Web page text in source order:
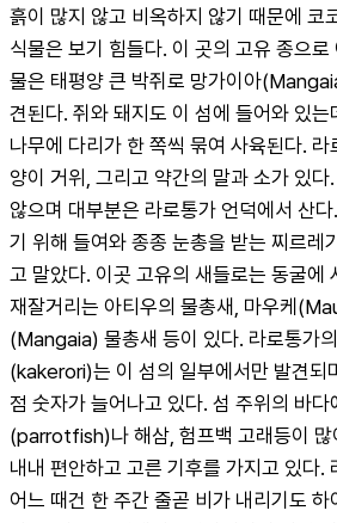
흙이 많지 않고 비옥하지 않기 때문에 코
식물은 보기 힘들다. 이 곳의 고유 종으
물은 태평양 큰 박쥐로 망가이아
견된다. 쥐와 돼지도 이 섬에 들어와 있는
나무에 다리가 한 쪽씩 묶여 사육된다.
양이 거위, 그리고 약간의 말과 소가 있다
않으며 대부분은 라로통가 언덕에서 산
기 위해 들여와 종종 눈총을 받는 찌르레
고 말았다. 이곳 고유의 새들로는 동굴에
재잘거리는 아티우의 물총새, 마우케
(Mangaia) 물총새 등이 있다. 라로통가
(kakerori)는 이 섬의 일부에서만 발견되
점 숫자가 늘어나고 있다. 섬 주위의 바다
(parrotfish)나 해삼, 험프백 고래등이 많
내내 편안하고 고른 기후를 가지고 있다.
어느 때건 한 주간 줄곧 비가 내리기도